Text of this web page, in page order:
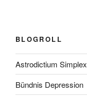
BLOGROLL
Astrodictium Simplex
Bündnis Depression